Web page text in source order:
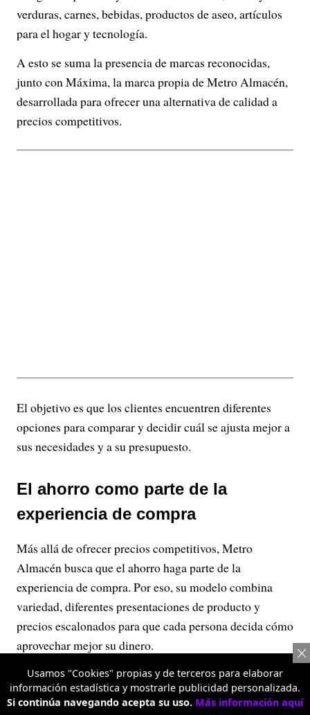
verduras, carnes, bebidas, productos de aseo, artículos
para el hogar y tecnología.
A esto se suma la presencia de marcas reconocidas,
junto con Máxima, la marca propia de Metro Almacén,
desarrollada para ofrecer una alternativa de calidad a
precios competitivos.
El objetivo es que los clientes encuentren diferentes
opciones para comparar y decidir cuál se ajusta mejor a
sus necesidades y a su presupuesto.
El ahorro como parte de la
experiencia de compra
Más allá de ofrecer precios competitivos, Metro
Almacén busca que el ahorro haga parte de la
experiencia de compra. Por eso, su modelo combina
variedad, diferentes presentaciones de producto y
precios escalonados para que cada persona decida cómo
aprovechar mejor su dinero.
Esta propuesta está dirigida tanto a quienes realizan el
mercado semanal o mensual para su hogar como a
Usamos "Cookies" propias y de terceros para elaborar
información estadística y mostrarle publicidad personalizada.
Si continúa navegando acepta su uso. Más información aquí